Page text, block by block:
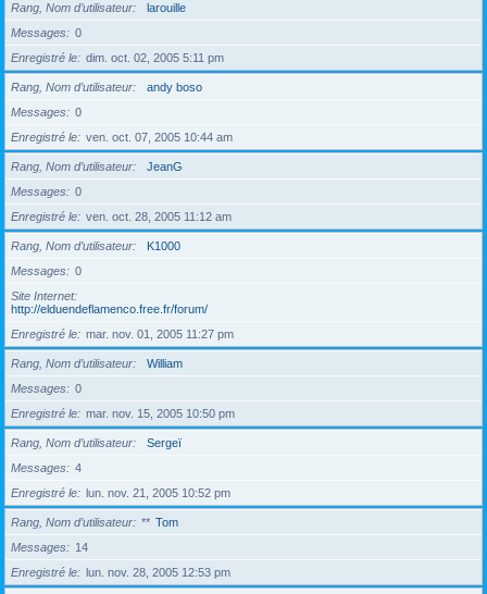
Rang, Nom d’utilisateur
larouille
Messages
0
Enregistré le
dim. oct. 02, 2005 5:11 pm
Rang, Nom d’utilisateur
andy boso
Messages
0
Enregistré le
ven. oct. 07, 2005 10:44 am
Rang, Nom d’utilisateur
JeanG
Messages
0
Enregistré le
ven. oct. 28, 2005 11:12 am
Rang, Nom d’utilisateur
K1000
Messages
0
Site Internet
http://elduendeflamenco.free.fr/forum/
Enregistré le
mar. nov. 01, 2005 11:27 pm
Rang, Nom d’utilisateur
William
Messages
0
Enregistré le
mar. nov. 15, 2005 10:50 pm
Rang, Nom d’utilisateur
Sergeï
Messages
4
Enregistré le
lun. nov. 21, 2005 10:52 pm
Rang, Nom d’utilisateur ** Tom
Messages
14
Enregistré le
lun. nov. 28, 2005 12:53 pm